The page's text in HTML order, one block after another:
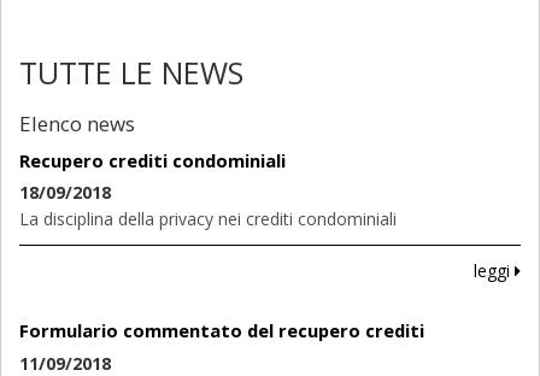
TUTTE LE NEWS
Elenco news
Recupero crediti condominiali
18/09/2018
La disciplina della privacy nei crediti condominiali
leggi
Formulario commentato del recupero crediti
11/09/2018